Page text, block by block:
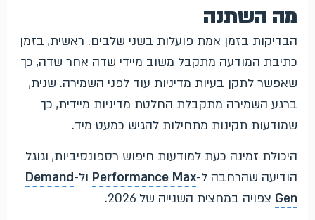
מה השתנה
הבדיקות בזמן אמת פועלות בשני שלבים. ראשית, בזמן
כתיבת המודעה מתקבל משוב מיידי שדה אחר שדה, כך
שאפשר לתקן בעיות מדיניות עוד לפני השמירה. שנית,
ברגע השמירה מתקבלת החלטת מדיניות מיידית, כך
שמודעות תקינות מתחילות להגיש כמעט מיד.
היכולת זמינה כעת למודעות חיפוש רספונסיביות, וגוגל
הודיעה שהרחבה ל-Performance Max ול-Demand
Gen צפויה במחצית השנייה של 2026.